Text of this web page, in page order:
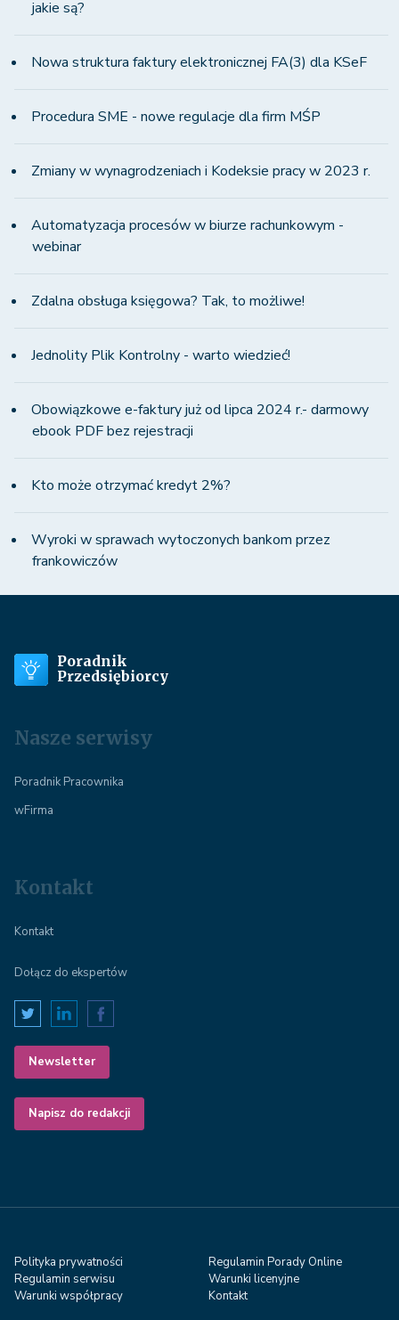
jakie są?
Nowa struktura faktury elektronicznej FA(3) dla KSeF
Procedura SME - nowe regulacje dla firm MŚP
Zmiany w wynagrodzeniach i Kodeksie pracy w 2023 r.
Automatyzacja procesów w biurze rachunkowym -
webinar
Zdalna obsługa księgowa? Tak, to możliwe!
Jednolity Plik Kontrolny - warto wiedzieć!
Obowiązkowe e-faktury już od lipca 2024 r.- darmowy
ebook PDF bez rejestracji
Kto może otrzymać kredyt 2%?
Wyroki w sprawach wytoczonych bankom przez
frankowiczów
Poradnik
Przedsiębiorcy
Nasze serwisy
Poradnik Pracownika
wFirma
Kontakt
Kontakt
Dołącz do ekspertów
Newsletter
Napisz do redakcji
Polityka prywatności
Regulamin Porady Online
Regulamin serwisu
Warunki licenyjne
Warunki współpracy
Kontakt